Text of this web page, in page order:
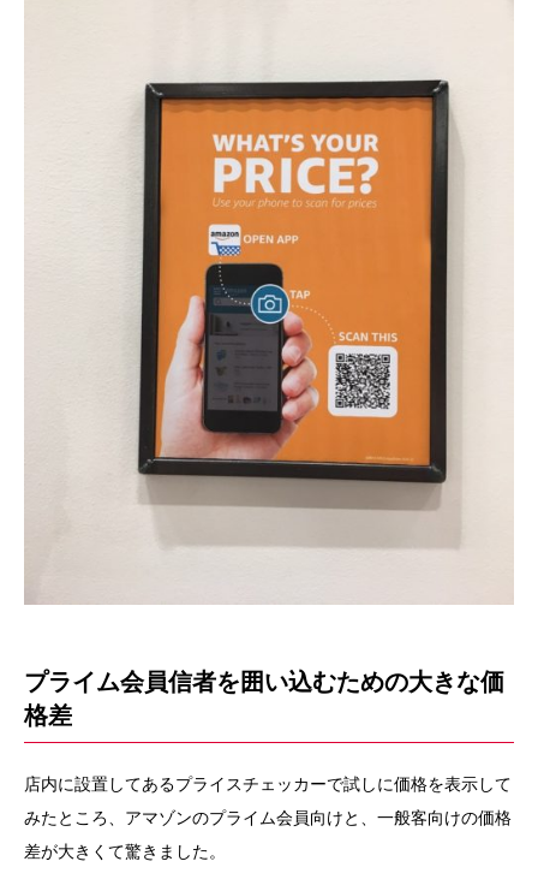
プライム会員信者を囲い込むための大きな価
格差
店内に設置してあるプライスチェッカーで試しに価格を表示して
みたところ、アマゾンのプライム会員向けと、一般客向けの価格
差が大きくて驚きました。